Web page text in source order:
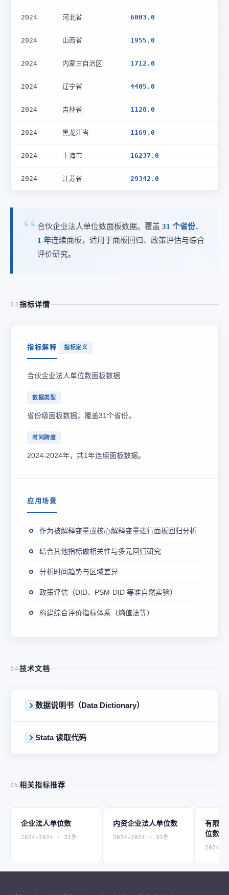
2024 河北省 6003.0
2024 山西省 1955.0
2024 内蒙古自治区 1712.0
2024 辽宁省 4405.0
2024 吉林省 1128.0
2024 黑龙江省 1169.0
2024 上海市 16237.0
2024 江苏省 29342.0
合伙企业法人单位数面板数据。覆盖 31 个省份、
1 年连续面板，适用于面板回归、政策评估与综合
评价研究。
03 指标详情
指标解释 指标定义
合伙企业法人单位数面板数据
数据类型
省份级面板数据，覆盖31个省份。
时间跨度
2024-2024年，共1年连续面板数据。
应用场景
作为被解释变量或核心解释变量进行面板回归分析
结合其他指标做相关性与多元回归研究
分析时间趋势与区域差异
政策评估（DID、PSM-DID 等准自然实验）
构建综合评价指标体系（熵值法等）
04 技术文档
数据说明书（Data Dictionary）
Stata 读取代码
05 相关指标推荐
企业法人单位数
2024-2024 · 31条
内资企业法人单位数
2024-2024 · 31条
有限责
位数
2024-